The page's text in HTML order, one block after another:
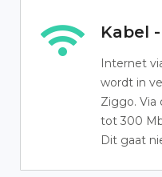
Kabel
Internet
wordt in
Ziggo. Via
tot 300
Dit gaat